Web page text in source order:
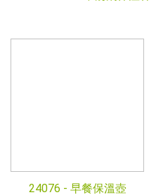
24076 - 早餐保溫壺